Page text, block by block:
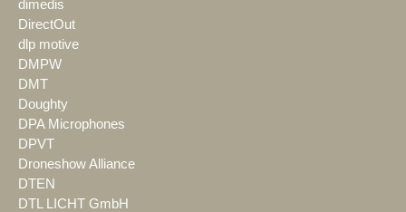
dimedis
DirectOut
dlp motive
DMPW
DMT
Doughty
DPA Microphones
DPVT
Droneshow Alliance
DTEN
DTL LICHT GmbH